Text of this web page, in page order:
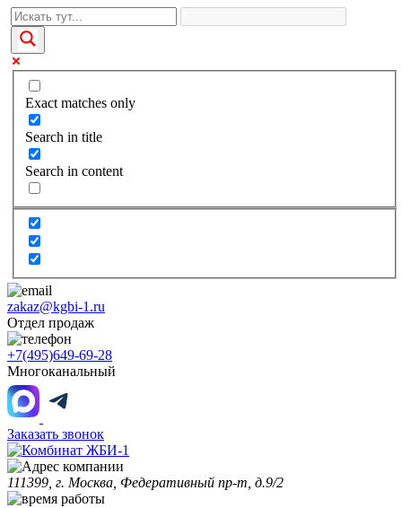
Exact matches only
Search in title
Search in content
zakaz@kgbi-1.ru
Отдел продаж
+7(495)649-69-28
Многоканальный
Заказать звонок
111399, г. Москва, Федеративный пр-т, д.9/2